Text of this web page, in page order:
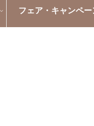
フェア・キャンペー